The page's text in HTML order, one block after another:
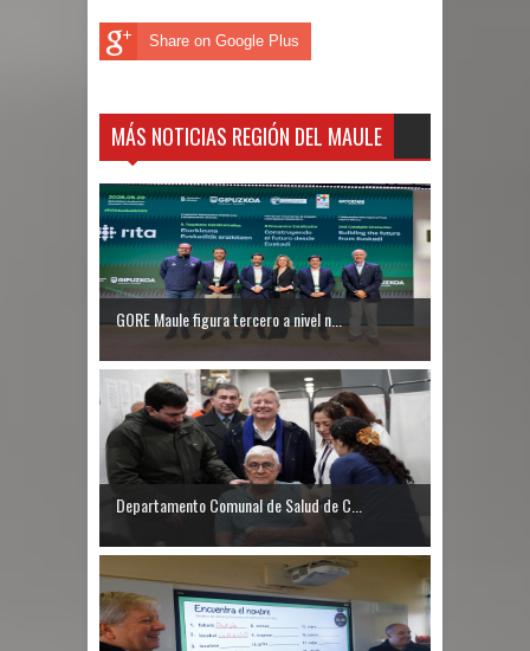
Share on Google Plus
MÁS NOTICIAS REGIÓN DEL MAULE
GORE Maule figura tercero a nivel n...
Departamento Comunal de Salud de C...